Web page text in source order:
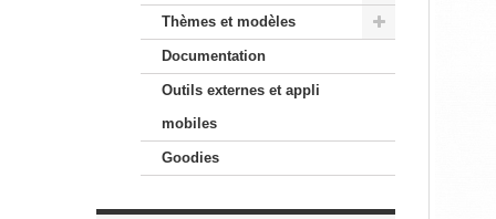
Thèmes et modèles
Documentation
Outils externes et appli
mobiles
Goodies